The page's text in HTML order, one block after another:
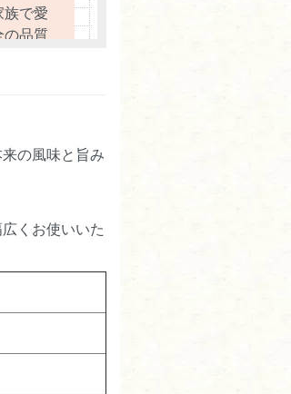
族で愛
の品質
した。
の風味と旨み
くお使いいた